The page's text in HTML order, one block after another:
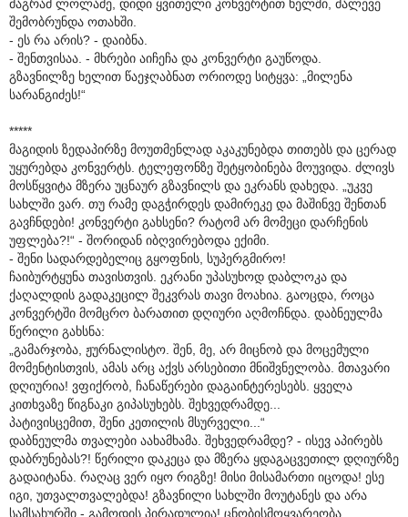
მაგრამ ლოლაძე, დიდი ყვითელი კონვერტით ხელში, მალევე
შემობრუნდა ოთახში.
- ეს რა არის? - დაიბნა.
- შენთვისაა. - მხრები აიჩეჩა და კონვერტი გაუწოდა.
გზავნილზე ხელით წაეჯღაბნათ ორიოდე სიტყვა: „მილენა
სარანგიძეს!“
*****
მაგიდის ზედაპირზე მოუთმენლად აკაკუნებდა თითებს და ცერად
უყურებდა კონვერტს. ტელეფონზე შეტყობინება მოუვიდა. ძლივს
მოსწყვიტა მზერა უცნაურ გზავნილს და ეკრანს დახედა. „უკვე
სახლში ვარ. თუ რამე დაგჭირდეს დამირეკე და მაშინვე შენთან
გავჩნდები! კონვერტი გახსენი? რატომ არ მომეცი დარჩენის
უფლება?!“ - შორიდან იბღვირებოდა ექიმი.
- შენი სადარდებელიც გყოფნის, სუპერგმირო!
ჩაიბურტყუნა თავისთვის. ეკრანი უპასუხოდ დაბლოკა და
ქაღალდის გადაკეცილ შეკვრას თავი მოახია. გაოცდა, როცა
კონვერტში მომცრო ბარათით დღიური აღმოჩნდა. დაბნეულმა
წერილი გახსნა:
„გამარჯობა, ჟურნალისტო. შენ, მე, არ მიცნობ და მოცემული
მომენტისთვის, ამას არც აქვს არსებითი მნიშვნელობა. მთავარი
დღიურია! ვფიქრობ, ჩანაწერები დაგაინტერესებს. ყველა
კითხვაზე წიგნაკი გიპასუხებს. შეხვედრამდე...
პატივისცემით, შენი კეთილის მსურველი...“
დაბნეულმა თვალები აახამხამა. შეხვედრამდე? - ისევ აპირებს
დაბრუნებას?! წერილი დაკეცა და მზერა ყდაგაცვეთილ დღიურზე
გადაიტანა. რაღაც ვერ იყო რიგზე! მისი მისამართი იცოდა! ესე
იგი, უთვალთვალებდა! გზავნილი სახლში მოუტანეს და არა
სამსახურში - გამოდის პირადულია! ცნობისმოყვარეობა